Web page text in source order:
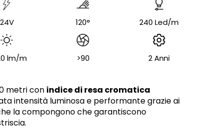
24V
lm/m
120°
>90
240 Led/m
2 Anni
metri con indice di resa cromatica
intensità luminosa e performante grazie ai
la compongono che garantiscono